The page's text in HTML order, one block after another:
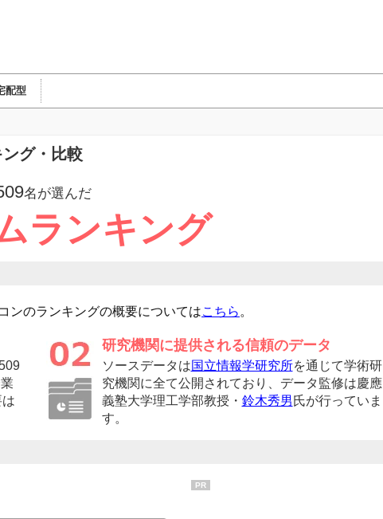
配型
ング・比較
名が選んだ
ランキング
ンのランキングの概要についてはこちら 。
研究機関に提供される信頼のデータ
ソースデータは国立情報学研究所を通じて学術研
究機関に全て公開されており、データ監修は慶應
義塾大学理工学部教授・ 鈴木秀男 氏が行っていま
す。
PR